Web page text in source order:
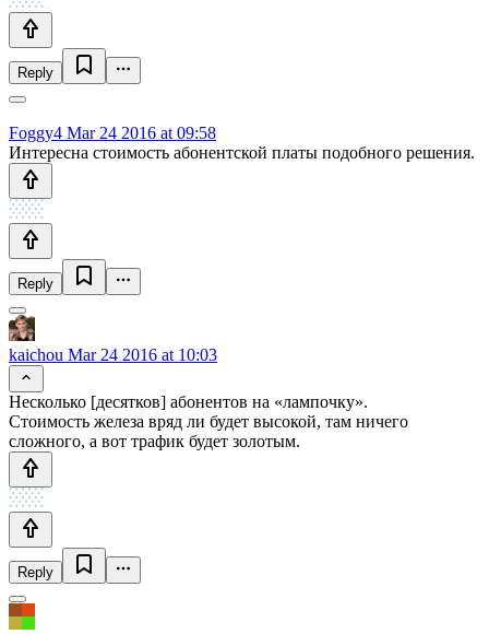
Reply
Foggy4 Mar 24 2016 at 09:58
Интересна стоимость абонентской платы подобного решения.
Reply
kaichou Mar 24 2016 at 10:03
Несколько [десятков] абонентов на «лампочку».
Стоимость железа вряд ли будет высокой, там ничего
сложного, а вот трафик будет золотым.
Reply